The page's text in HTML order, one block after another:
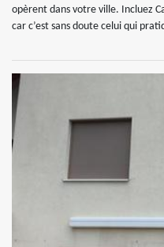
opèrent dans votre ville. Incluez
car c’est sans doute celui qui